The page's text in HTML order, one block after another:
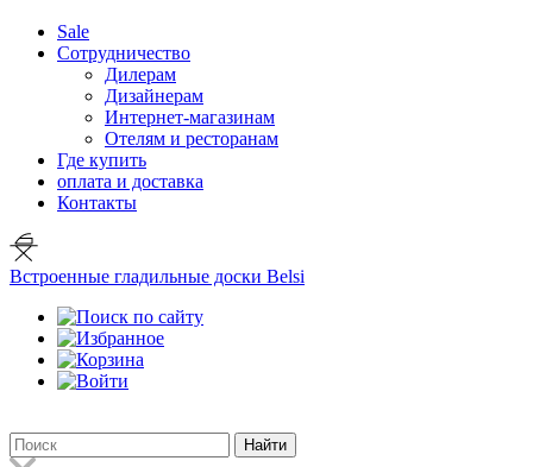
Sale
Сотрудничество
Дилерам
Дизайнерам
Интернет-магазинам
Отелям и ресторанам
Где купить
оплата и доставка
Контакты
Встроенные гладильные доски Belsi
Найти